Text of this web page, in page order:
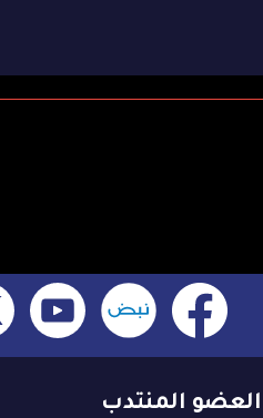
العضو المنتدب